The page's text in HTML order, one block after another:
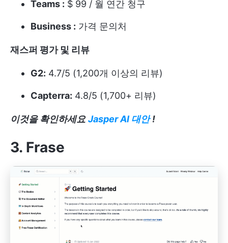
Teams : $ 99 / 월 연간 청구
Business : 가격 문의처
재스퍼 평가 및 리뷰
G2: 4.7/5 (1,200개 이상의 리뷰)
Capterra: 4.8/5 (1,700+ 리뷰)
이것을 확인하세요 Jasper AI 대안 !
3. Frase